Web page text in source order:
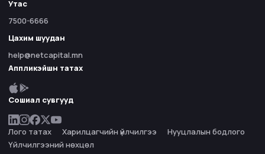
Утас
7500-6666
Цахим шуудан
help@netcapital.mn
Аппликэйшн татах
Сошиал сувгууд
Лого татах Харилцагчийн үйлчилгээ
Нууцлалын бодлого
Үйлчилгээний нөхцөл